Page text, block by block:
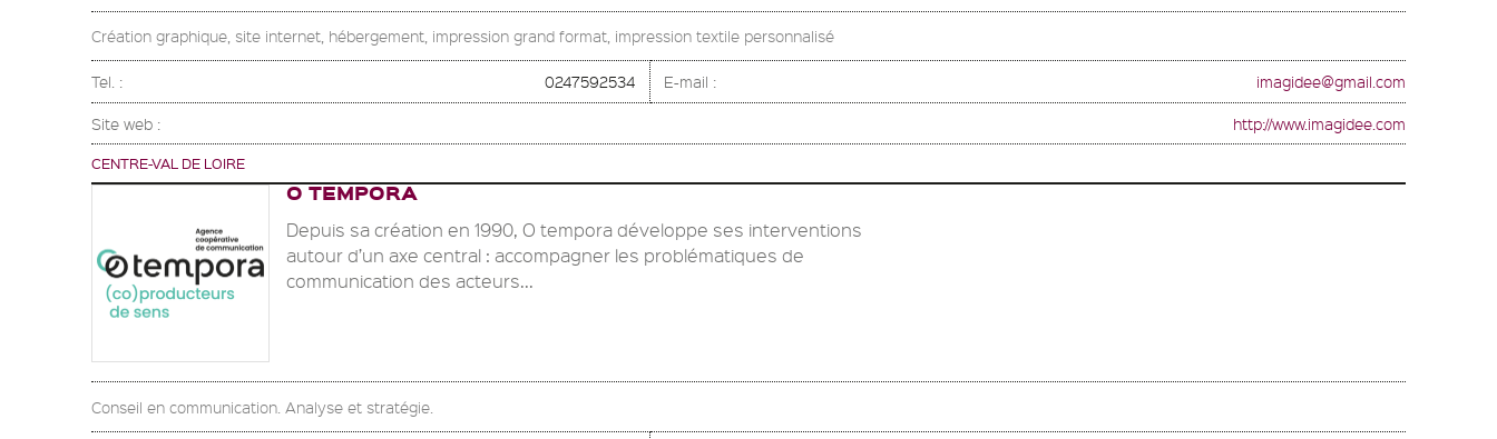
Création graphique, site internet, hébergement, impression grand format, impression textile personnalisé
Tel. : 0247592534 E-mail : imagidee@gmail.com
Site web : http://www.imagidee.com
CENTRE-VAL DE LOIRE
O TEMPORA
Depuis sa création en 1990, O tempora développe ses interventions
autour d’un axe central : accompagner les problématiques de
communication des acteurs...
Conseil en communication. Analyse et stratégie.